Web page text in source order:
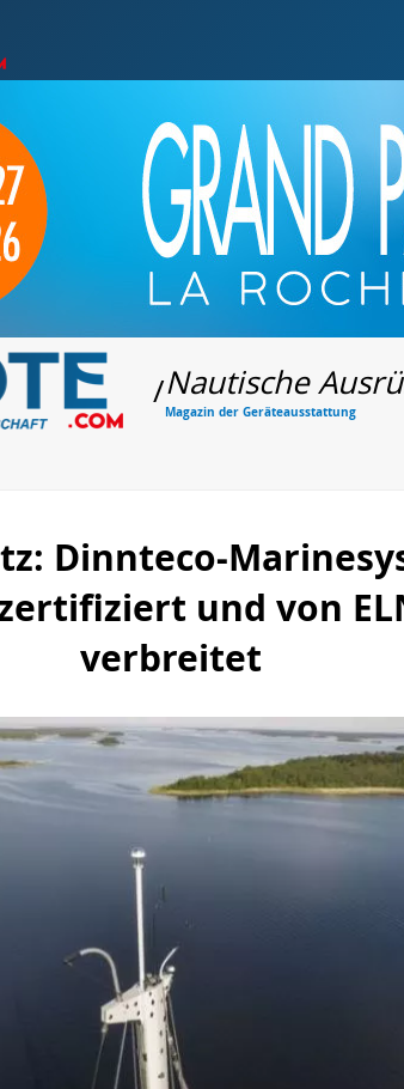
/Nautische
Magazin der Geräteausstattung
Anker Versicherung Pflege
Sicherheit auf See Shipchandler
Dinnteco-
und von
verbreitet